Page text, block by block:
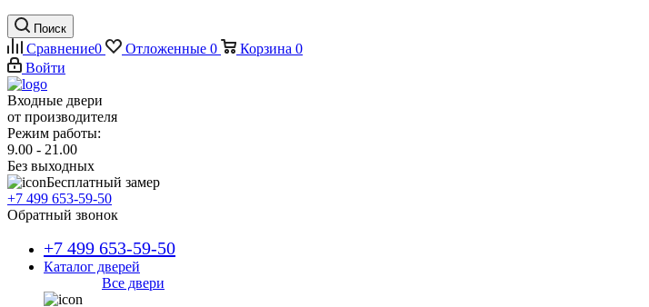
Поиск
Сравнение0 Отложенные 0 Корзина 0
Войти
Входные двери
от производителя
Режим работы:
9.00 - 21.00
Без выходных
Бесплатный замер
+7 499 653-59-50
Обратный звонок
+7 499 653-59-50
Каталог дверей
Все двери